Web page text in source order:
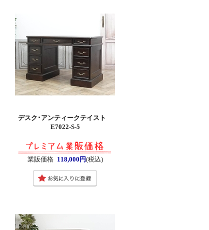
デスク･アンティークテイスト
E7022-S-5
業販価格 118,000円(税込)